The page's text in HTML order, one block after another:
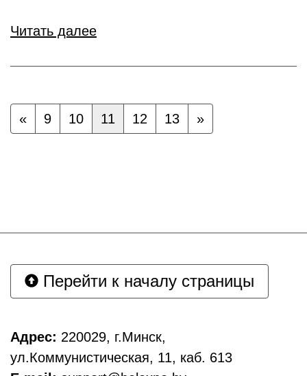
Читать далее
« 9 10 11 12 13 »
Перейти к началу страницы
Адрес: 220029, г.Минск,
ул.Коммунистическая, 11, каб. 613